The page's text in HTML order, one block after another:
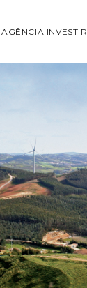
AGÊNCIA INVESTIR